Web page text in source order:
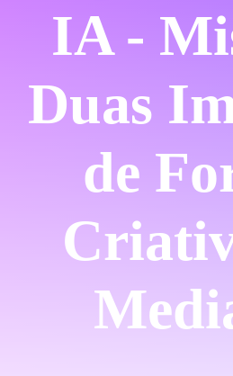
IA -
Duas
de